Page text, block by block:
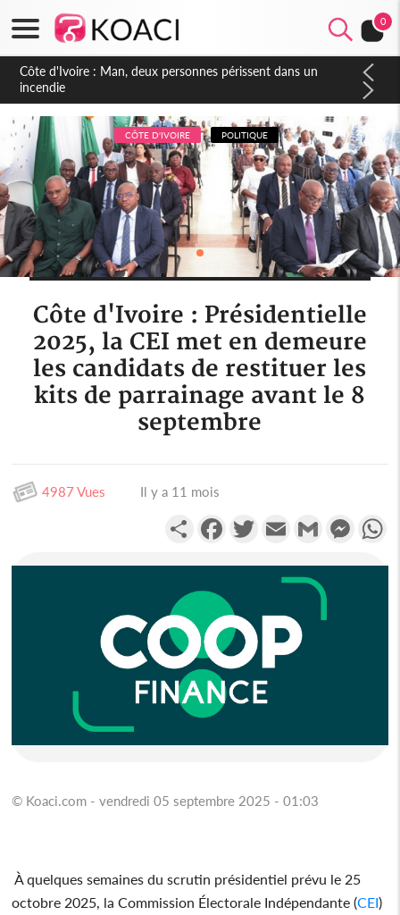
0
Côte d'Ivoire : Séileu, la célébration de la fête nationale
transformée en vaste campagne contre les produits
dépigmentants dangereux
CÔTE D'IVOIRE POLITIQUE
Côte d'Ivoire : Présidentielle
2025, la CEI met en demeure
les candidats de restituer les
kits de parrainage avant le 8
septembre
4987 Vues Il y a 11 mois
PartagerFacebookTwitterEmail Gmail
© Koaci.com - vendredi 05 septembre 2025 - 01:03
À quelques semaines du scrutin présidentiel prévu le 25
octobre 2025, la Commission Électorale Indépendante (CEI)